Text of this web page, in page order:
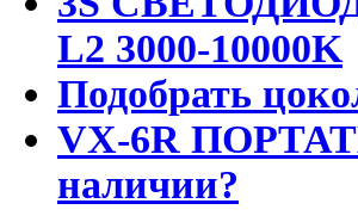
L2 3000-10000K
Подобрать
VX-6R
наличии?